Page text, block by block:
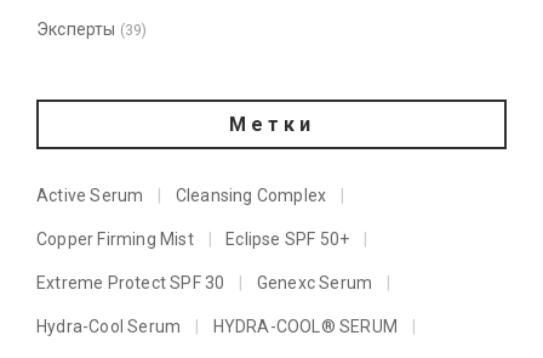
Эксперты (39)
Метки
Active Serum Cleansing Complex
Copper Firming Mist Eclipse SPF 50+
Extreme Protect SPF 30 Genexc Serum
Hydra-Cool Serum HYDRA-COOL® SERUM